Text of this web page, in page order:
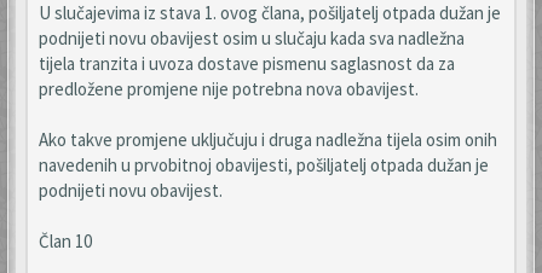
U slučajevima iz stava 1. ovog člana, pošiljatelj otpada dužan je
podnijeti novu obavijest osim u slučaju kada sva nadležna
tijela tranzita i uvoza dostave pismenu saglasnost da za
predložene promjene nije potrebna nova obavijest.
Ako takve promjene uključuju i druga nadležna tijela osim onih
navedenih u prvobitnoj obavijesti, pošiljatelj otpada dužan je
podnijeti novu obavijest.
Član 10